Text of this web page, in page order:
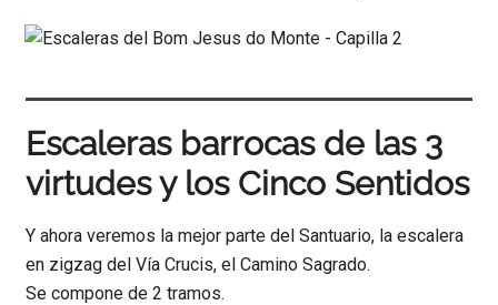
Escaleras barrocas de las 3
virtudes y los Cinco Sentidos
Y ahora veremos la mejor parte del Santuario, la escalera
en zigzag del Vía Crucis, el Camino Sagrado.
Se compone de 2 tramos.